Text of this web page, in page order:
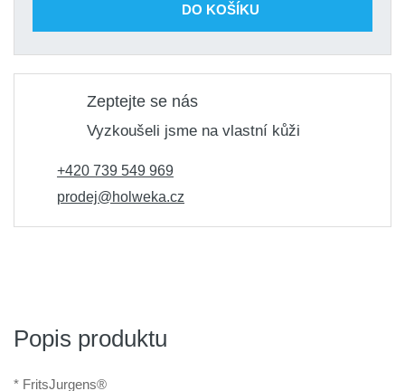
DO KOŠÍKU
Zeptejte se nás
Vyzkoušeli jsme na vlastní kůži
+420 739 549 969
prodej@holweka.cz
Popis produktu
* FritsJurgens®